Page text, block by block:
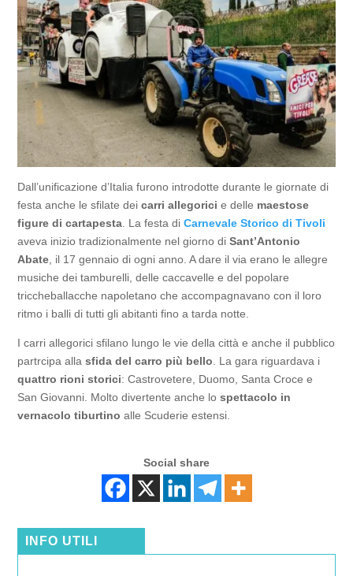
Dall’unificazione d’Italia furono introdotte durante le giornate di
festa anche le sfilate deicarri allegorici e delle maestose
figure di cartapesta . La festa diCarnevale Storico di Tivoli
aveva inizio tradizionalmente nel giorno diSant’Antonio
Abate , il 17 gennaio di ogni anno. A dare il via erano le allegre
musiche dei tamburelli, delle caccavelle e del popolare
triccheballacche napoletano che accompagnavano con il loro
ritmo i balli di tutti gli abitanti fino a tarda notte.
I carri allegorici sfilano lungo le vie della città e anche il pubblico
partrcipa allasfida del carro più bello . La gara riguardava i
quattro rioni storici: Castrovetere, Duomo, Santa Croce e
San Giovanni. Molto divertente anche lospettacolo in
vernacolo tiburtino alle Scuderie estensi.
Social share
INFO UTILI